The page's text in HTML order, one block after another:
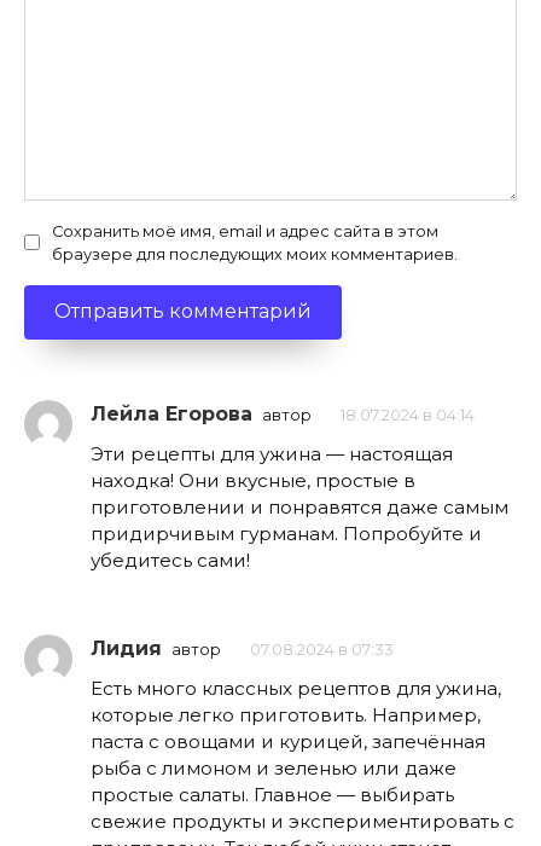
Сохранить моё имя, email и адрес сайта в этом
браузере для последующих моих комментариев.
Лейла Егорова автор 18.07.2024 в 04:14
Эти рецепты для ужина — настоящая
находка! Они вкусные, простые в
приготовлении и понравятся даже самым
придирчивым гурманам. Попробуйте и
убедитесь сами!
Лидия автор 07.08.2024 в 07:33
Есть много классных рецептов для ужина,
которые легко приготовить. Например,
паста с овощами и курицей, запечённая
рыба с лимоном и зеленью или даже
простые салаты. Главное — выбирать
свежие продукты и экспериментировать с